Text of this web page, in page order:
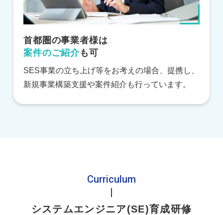
首都圏の事業者様は
案件のご紹介も可
SES事業の立ち上げ等をお考えの場合、提携し、
新規事業構築支援や案件紹介も行っています。
Curriculum
システムエンジニア(SE)育成研修